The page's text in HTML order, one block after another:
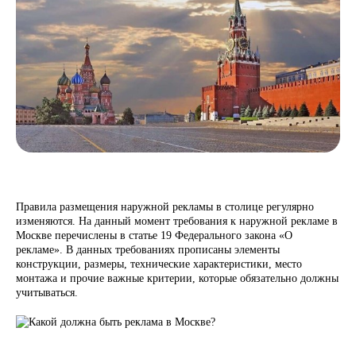
Правила размещения наружной рекламы в столице регулярно
изменяются. На данный момент требования к наружной рекламе в
Москве перечислены в статье 19 Федерального закона «О
рекламе». В данных требованиях прописаны элементы
конструкции, размеры, технические характеристики, место
монтажа и прочие важные критерии, которые обязательно должны
учитываться.